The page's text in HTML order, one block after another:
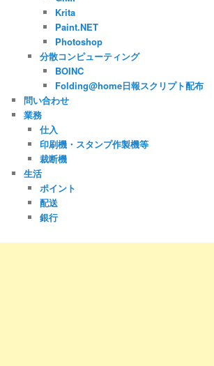
Krita
Paint.NET
Photoshop
分散コンピューティング
BOINC
Folding@home日報スクリプト配布
問い合わせ
業務
仕入
印刷機・スタンプ作製機等
裁断機
生活
ポイント
配送
銀行